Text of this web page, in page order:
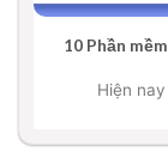
10 Phần
Hiện